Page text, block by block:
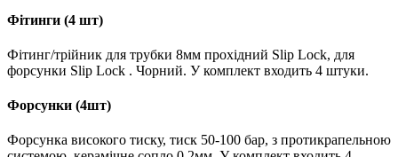
Фітинги (4 шт)
Фітинг/трійник для трубки 8мм прохідний Slip Lock, для
форсунки Slip Lock . Чорний. У комплект входить 4 штуки.
Форсунки (4шт)
Форсунка високого тиску, тиск 50-100 бар, з протикрапельною